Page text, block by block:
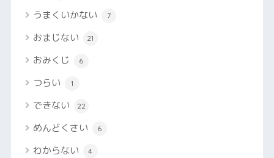
うまくいかない 7
おまじない 21
おみくじ 6
つらい 1
できない 22
めんどくさい 6
わからない 4